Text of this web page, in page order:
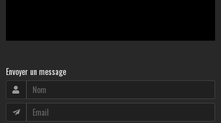
Envoyer un message